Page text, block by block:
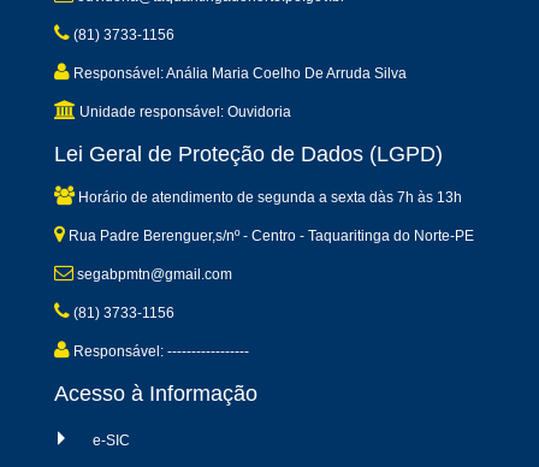
(81) 3733-1156
Responsável: Anália Maria Coelho De Arruda Silva
Unidade responsável: Ouvidoria
Lei Geral de Proteção de Dados (LGPD)
Horário de atendimento de segunda a sexta dàs 7h às 13h
Rua Padre Berenguer,s/nº - Centro - Taquaritinga do Norte-PE
segabpmtn@gmail.com
(81) 3733-1156
Responsável: -----------------
Acesso à Informação
e-SIC